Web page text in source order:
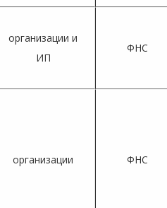
организации и
ИП
ФНС
организации ФНС